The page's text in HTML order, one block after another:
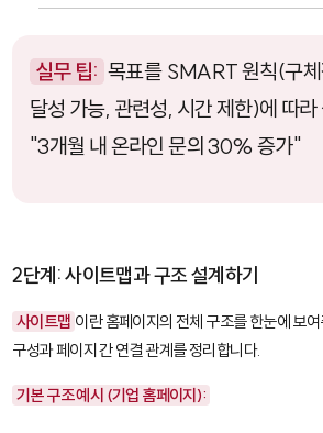
실무 팁: 목표를 SMART 원칙(구체
달성 가능, 관련성, 시간 제한)에 따라
"3개월 내 온라인 문의 30% 증가"
2단계: 사이트맵과 구조 설계하기
사이트맵 이란 홈페이지의 전체 구조를 한눈에 보
구성과 페이지 간 연결 관계를 정리합니다.
기본 구조 예시 (기업 홈페이지):